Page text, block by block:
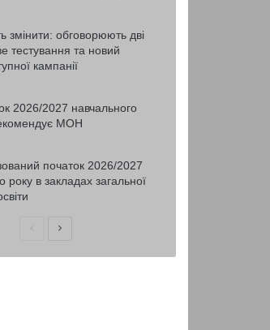
змінити: обговорюють дві
тестування та новий
кампанії
2026/2027 навчального
МОН
початок 2026/2027
року в закладах загальної
ПопередняНаступна